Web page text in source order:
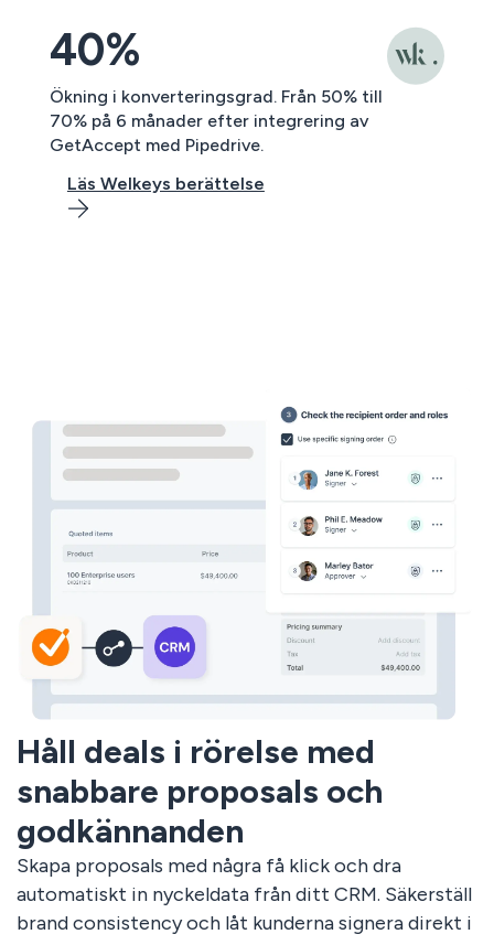
40%
Ökning i konverteringsgrad. Från 50% till
70% på 6 månader efter integrering av
GetAccept med Pipedrive.
Läs Welkeys berättelse
Håll deals i rörelse med
snabbare proposals och
godkännanden
Skapa proposals med några få klick och dra
automatiskt in nyckeldata från ditt CRM. Säkerställ
brand consistency och låt kunderna signera direkt i